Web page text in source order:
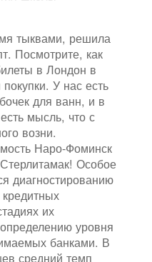
тыквами, решила
Посмотрите, как
в Лондон в
У нас есть
для ванн, и в
мысль, что с
возни.
Наро-Фоминск
Особое
диагностированию
их
уровня
банками. В
средний темп